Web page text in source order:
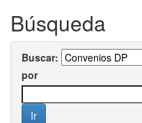
Búsqueda
Buscar:
por